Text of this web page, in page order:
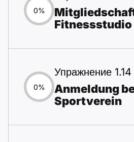
0%
Fitnessstudio
0%
Упражнение 1.14
Anmeldung
Sportverein